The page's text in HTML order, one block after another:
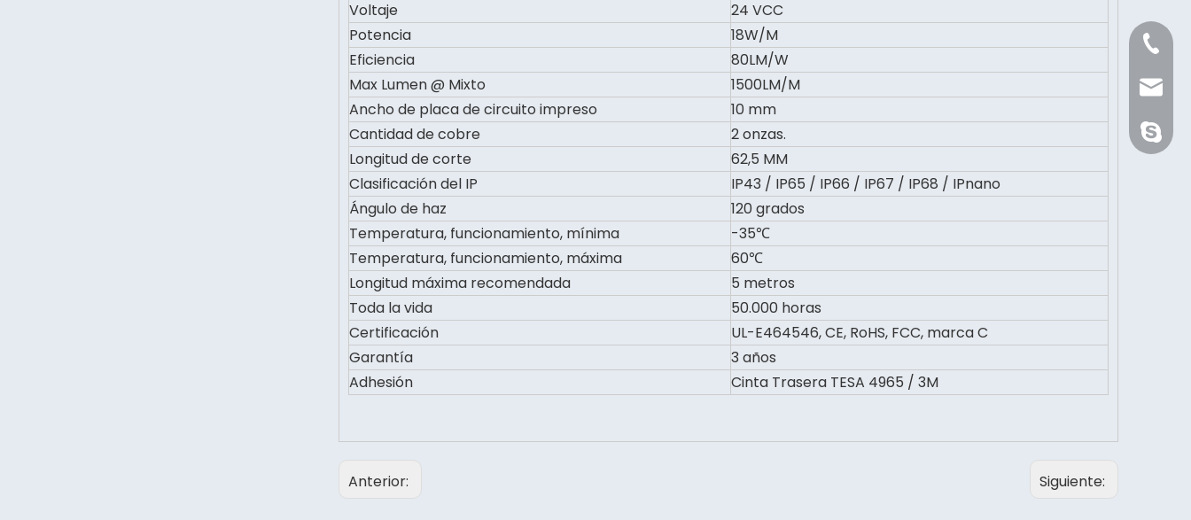
Voltaje
24 VCC
Potencia
18W/M
Eficiencia
80LM/W
Max Lumen @ Mixto
1500LM/M
Ancho de placa de circuito impreso
10 mm
Cantidad de cobre
2 onzas.
Longitud de corte
62,5 MM
Clasificación del IP
IP43 / IP65 / IP66 / IP67 / IP68 / IPnano
Ángulo de haz
120 grados
Temperatura, funcionamiento, mínima
-35℃
Temperatura, funcionamiento, máxima
60℃
Longitud máxima recomendada
5 metros
Toda la vida
50.000 horas
Certificación
UL-E464546, CE, RoHS, FCC, marca C
Garantía
3 años
Adhesión
Cinta Trasera TESA 4965 / 3M
Anterior: Siguiente:
+86 21